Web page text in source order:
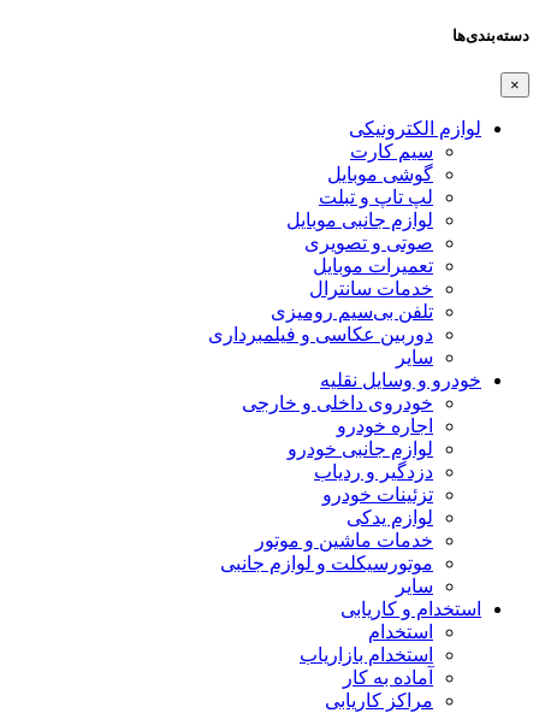
دسته‌بندی‌ها
×
لوازم الکترونیکی
سیم کارت
گوشی موبایل
لپ تاپ و تبلت
لوازم جانبی موبایل
صوتی و تصویری
تعمیرات موبایل
خدمات سانترال
تلفن بی‌سیم رومیزی
دوربین عکاسی و فیلمبرداری
سایر
خودرو و وسایل نقلیه
خودروی داخلی و خارجی
اجاره خودرو
لوازم جانبی خودرو
دزدگیر و ردیاب
تزئینات خودرو
لوازم یدکی
خدمات ماشین و موتور
موتورسیکلت و لوازم جانبی
سایر
استخدام و کاریابی
استخدام
استخدام بازاریاب
آماده به کار
مراکز کاریابی